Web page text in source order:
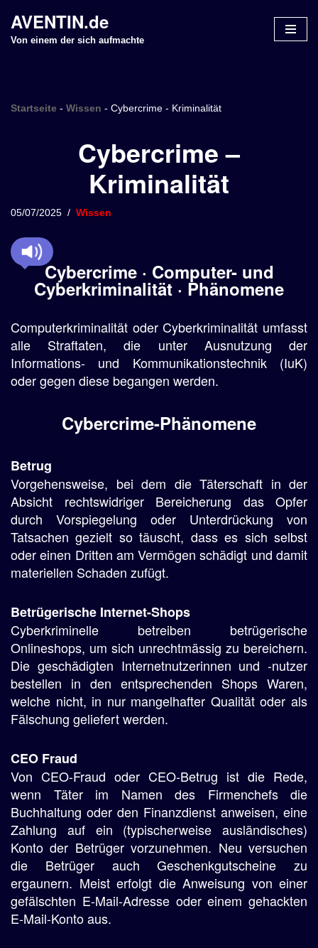
Z
n
p
i
n
AVENTIN.de
Von einem der sich aufmachte
Startseite - Wissen - Cybercrime - Kriminalität
Cybercrime –
Kriminalität
05/07/2025 Wissen
Cybercrime · Computer- und
Cyberkriminalität · Phänomene
Computerkriminalität oder Cyberkriminalität umfasst
alle Straftaten, die unter Ausnutzung der
Informations- und Kommunikationstechnik (IuK)
oder gegen diese begangen werden.
Cybercrime-Phänomene
Betrug
Vorgehensweise, bei dem die Täterschaft in der
Absicht rechtswidriger Bereicherung das Opfer
durch Vorspiegelung oder Unterdrückung von
Tatsachen gezielt so täuscht, dass es sich selbst
oder einen Dritten am Vermögen schädigt und damit
materiellen Schaden zufügt.
Betrügerische Internet-Shops
Cyberkriminelle betreiben betrügerische
Onlineshops, um sich unrechtmässig zu bereichern.
Die geschädigten Internetnutzerinnen und -nutzer
bestellen in den entsprechenden Shops Waren,
welche nicht, in nur mangelhafter Qualität oder als
Fälschung geliefert werden.
CEO Fraud
Von CEO-Fraud oder CEO-Betrug ist die Rede,
wenn Täter im Namen des Firmenchefs die
Buchhaltung oder den Finanzdienst anweisen, eine
Zahlung auf ein (typischerweise ausländisches)
Konto der Betrüger vorzunehmen. Neu versuchen
die Betrüger auch Geschenkgutscheine zu
ergaunern. Meist erfolgt die Anweisung von einer
gefälschten E-Mail-Adresse oder einem gehackten
E-Mail-Konto aus.